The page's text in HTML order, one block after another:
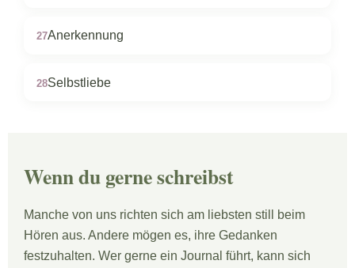
27Anerkennung
28Selbstliebe
Wenn du gerne schreibst
Manche von uns richten sich am liebsten still beim
Hören aus. Andere mögen es, ihre Gedanken
festzuhalten. Wer gerne ein Journal führt, kann sich